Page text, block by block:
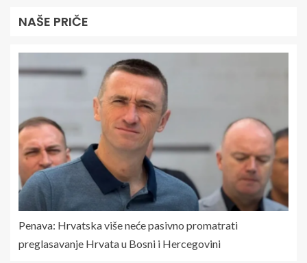
NAŠE PRIČE
Penava: Hrvatska više neće pasivno promatrati
preglasavanje Hrvata u Bosni i Hercegovini